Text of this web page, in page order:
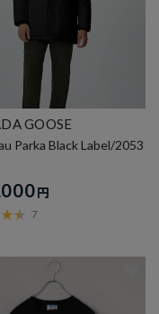
GOOSE
Parka Black Label/2053
円
7